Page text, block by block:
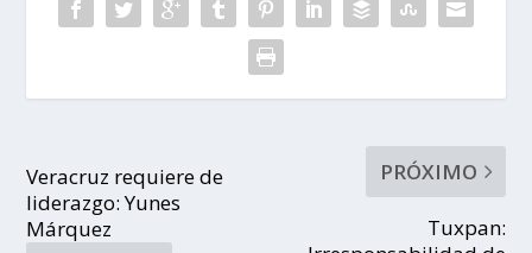
Veracruz requiere de
liderazgo: Yunes
Márquez
PRÓXIMO
Tuxpan: